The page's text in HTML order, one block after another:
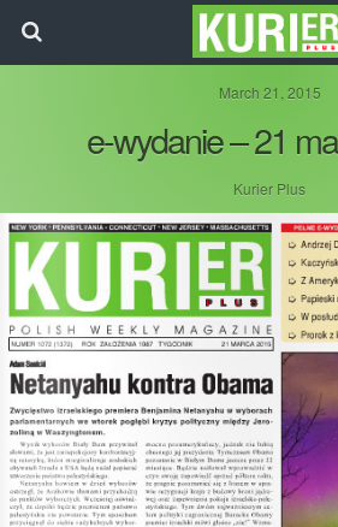
March 21, 2015
e-wydanie – 21
Kurier Plus